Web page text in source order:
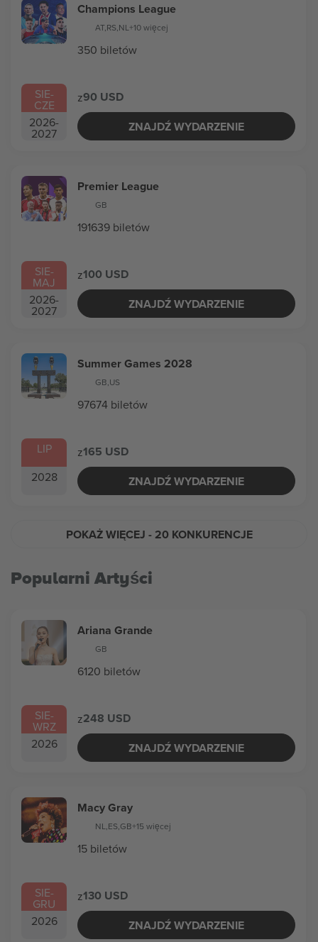
SIE-
CZE
2026-
2027
Champions League
AT,RS,NL+10 więcej
350 biletów
z90 USD
ZNAJDŹ WYDARZENIE
SIE-
MAJ
2026-
2027
Premier League
GB
191639 biletów
z100 USD
ZNAJDŹ WYDARZENIE
LIP
2028
Summer Games 2028
GB,US
97674 biletów
z165 USD
ZNAJDŹ WYDARZENIE
POKAŻ WIĘCEJ - 20 KONKURENCJE
Popularni Artyści
SIE-
WRZ
2026
Ariana Grande
GB
6120 biletów
z248 USD
ZNAJDŹ WYDARZENIE
SIE-
GRU
2026
Macy Gray
NL,ES,GB+15 więcej
15 biletów
z130 USD
ZNAJDŹ WYDARZENIE